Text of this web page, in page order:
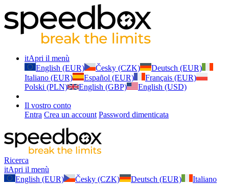
itApri il menù
English (EUR)
Česky (CZK)
Deutsch (EUR)
Italiano (EUR)
Español (EUR)
Français (EUR)
Polski (PLN)
English (GBP) English (USD)
Il vostro conto
Entra Crea un account Password dimenticata
Ricerca
itApri il menù
English (EUR)
Česky (CZK) Deutsch (EUR)
Italiano